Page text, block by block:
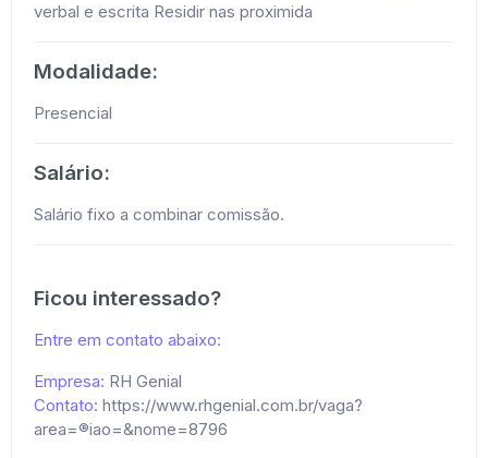
verbal e escrita Residir nas proximida
Modalidade:
Presencial
Salário:
Salário fixo a combinar comissão.
Ficou interessado?
Entre em contato abaixo:
Empresa: RH Genial
Contato: https://www.rhgenial.com.br/vaga?
area=®iao=&nome=8796